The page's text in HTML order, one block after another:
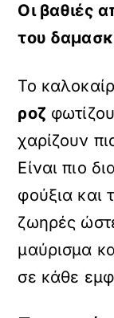
Οι βαθιές
του
Το
ροζ
χαρίζουν
Είναι πιο
φούξια και
ζωηρές
μαύρισμα
σε κάθε